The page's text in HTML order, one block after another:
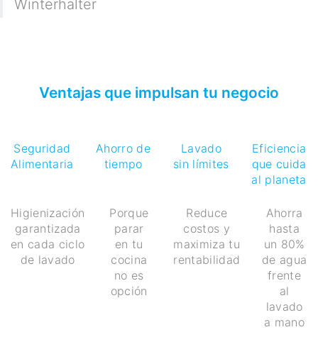
Winterhalter
Ventajas que impulsan tu negocio
Seguridad
Alimentaria
Ahorro de
tiempo
Lavado
sin límites
Eficiencia
que cuida
al planeta
Higienización
garantizada
en cada ciclo
de lavado
Porque
parar
en tu
cocina
no es
opción
Reduce
costos y
maximiza tu
rentabilidad
Ahorra
hasta
un 80%
de agua
frente
al
lavado
a mano